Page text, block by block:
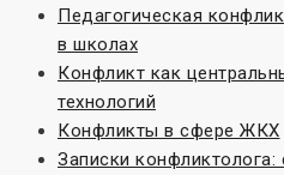
Педагогическая
в школах
Конфликт как
технологий
Конфликты в сфере ЖКХ
Записки конфликтолога: